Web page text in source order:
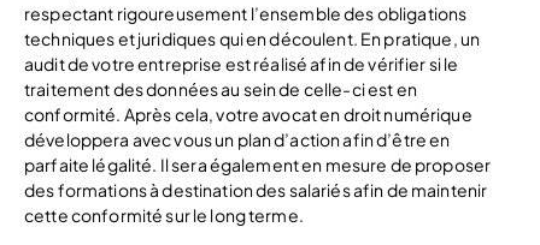
respectant rigoureusement l’ensemble des obligations
techniques et juridiques qui en découlent. En pratique, un
audit de votre entreprise est réalisé afin de vérifier si le
traitement des données au sein de celle-ci est en
conformité. Après cela, votre avocat en droit numérique
développera avec vous un plan d’action afin d’être en
parfaite légalité. Il sera également en mesure de proposer
des formations à destination des salariés afin de maintenir
cette conformité sur le long terme.